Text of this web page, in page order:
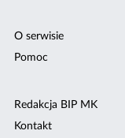
O serwisie
Pomoc
Redakcja BIP MK
Kontakt